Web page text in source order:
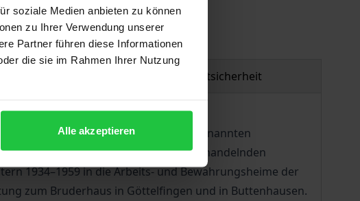
soziale Medien anbieten zu können
zu Ihrer Verwendung unserer
Partner führen diese Informationen
die sie im Rahmen Ihrer Nutzung
Alle akzeptieren
Produktsicherheit
Umgang des Staates mit sogenannten
Studie beleuchtet sowohl die handelnden
1934–1959 in die Arbeits- und Bewahrungsheime der
zum Bruderhaus in Göttelfingen und in Buttenhausen.